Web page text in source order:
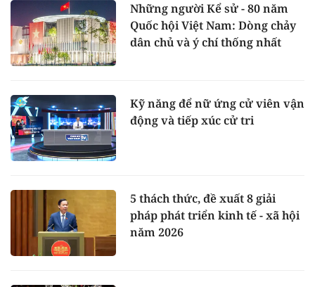
Những người Kể sử - 80 năm
Quốc hội Việt Nam: Dòng chảy
dân chủ và ý chí thống nhất
Kỹ năng để nữ ứng cử viên vận
động và tiếp xúc cử tri
5 thách thức, đề xuất 8 giải
pháp phát triển kinh tế - xã hội
năm 2026